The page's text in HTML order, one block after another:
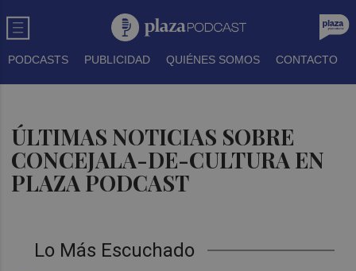
PODCASTS PUBLICIDAD QUIÉNES SOMOS CONTACTO
ÚLTIMAS NOTICIAS SOBRE
CONCEJALA-DE-CULTURA EN
PLAZA PODCAST
Lo Más Escuchado